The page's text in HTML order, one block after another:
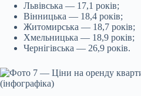
Львівська — 17,1 років;
Вінницька — 18,4 років;
Житомирська — 18,7 років;
Хмельницька — 18,9 років;
Чернігівська — 26,9 років.